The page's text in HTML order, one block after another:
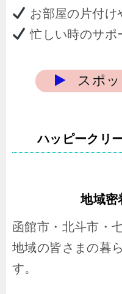
お部屋の片付け
忙しい時のサポ
スポ
ハッピークリ
地域密
函館市・北斗市・
地域の皆さまの暮
す。